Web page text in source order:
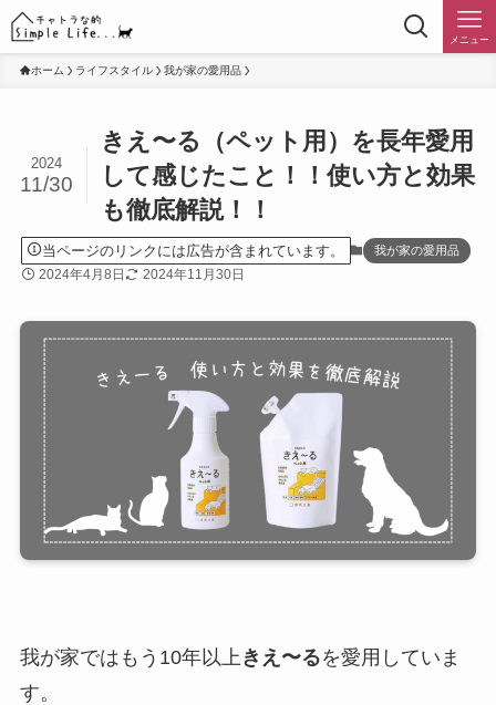
メニュー
ホーム ライフスタイル 我が家の愛用品
きえ〜る（ペット用）を長年愛用
して感じたこと！！使い方と効果
も徹底解説！！
2024
11/30
当ページのリンクには広告が含まれています。 我が家の愛用品
2024年4月8日 2024年11月30日
我が家ではもう10年以上 きえ〜るを愛用していま
す。